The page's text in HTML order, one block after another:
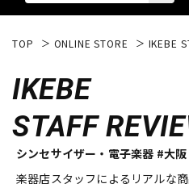
エレキギター
ベース
TOP ONLINE STORE IKEBE
IKEBE
STAFF
シンセサイザー・電子楽器 #大阪
楽器店スタッフによるリアルな商